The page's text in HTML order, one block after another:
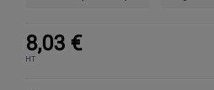
8,03 €
HT